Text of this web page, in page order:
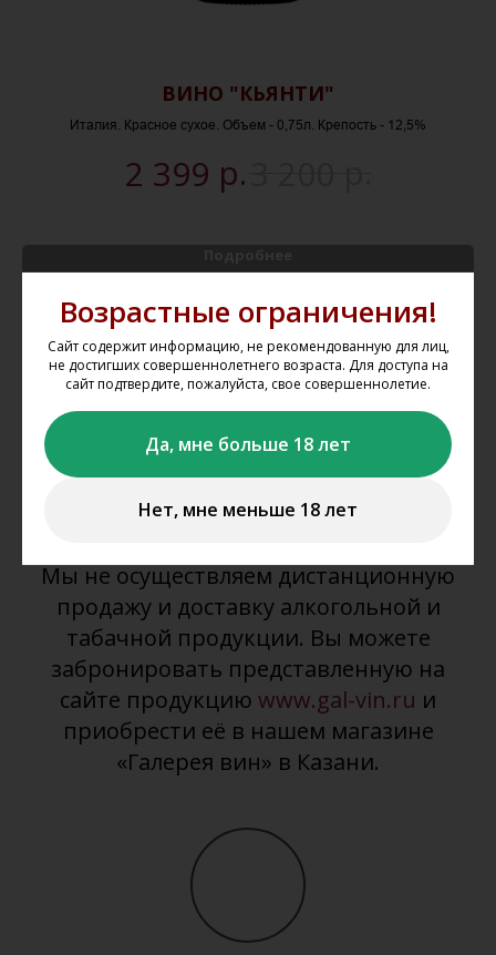
Возрастные ограничения!
Сайт содержит информацию, не рекомендованную для лиц,
не достигших совершеннолетнего возраста. Для доступа на
сайт подтвердите, пожалуйста, свое совершеннолетие.
Да, мне больше 18 лет
Нет, мне меньше 18 лет
ВИНО "КЬЯНТИ"
Италия. Красное сухое. Объем - 0,75л. Крепость - 12,5%
2 399 р.
В корзину
Как оформить заказ на
сайте?
Мы не осуществляем дистанционную
продажу и доставку алкогольной и
табачной продукции. Вы можете
забронировать представленную на
сайте продукцию www.gal-vin.ru и
приобрести её в нашем магазине
«Галерея вин» в Казани.